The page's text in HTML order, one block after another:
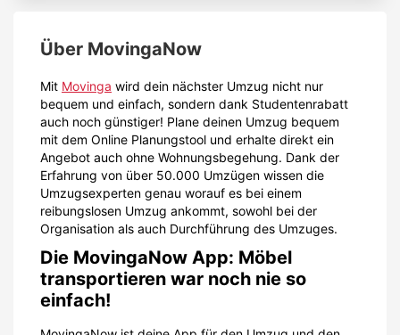
Über MovingaNow
Mit Movinga wird dein nächster Umzug nicht nur
bequem und einfach, sondern dank Studentenrabatt
auch noch günstiger! Plane deinen Umzug bequem
mit dem Online Planungstool und erhalte direkt ein
Angebot auch ohne Wohnungsbegehung. Dank der
Erfahrung von über 50.000 Umzügen wissen die
Umzugsexperten genau worauf es bei einem
reibungslosen Umzug ankommt, sowohl bei der
Organisation als auch Durchführung des Umzuges.
Die MovingaNow App: Möbel
transportieren war noch nie so
einfach!